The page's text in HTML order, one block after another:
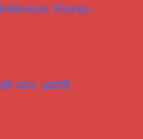
Kharge,
जान, आरोपी